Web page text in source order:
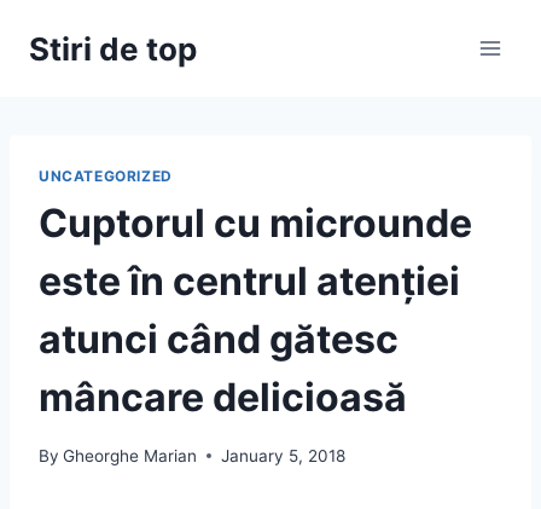
Stiri de top
UNCATEGORIZED
Cuptorul cu microunde
este în centrul atenției
atunci când gătesc
mâncare delicioasă
By Gheorghe Marian January 5, 2018